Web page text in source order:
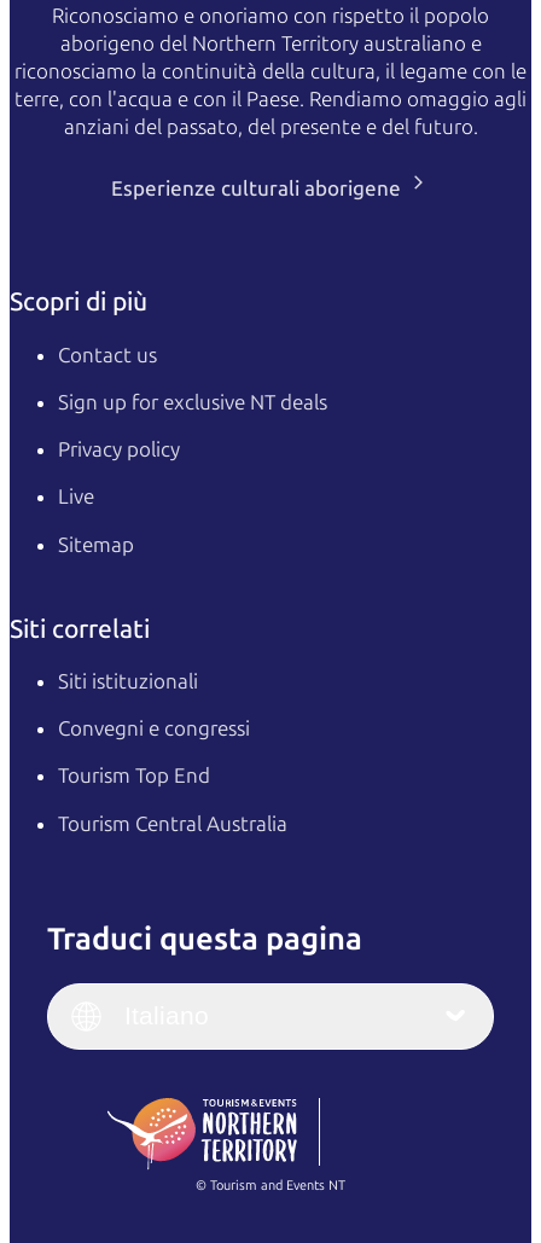
Riconosciamo e onoriamo con rispetto il popolo
aborigeno del Northern Territory australiano e
riconosciamo la continuità della cultura, il legame con le
terre, con l'acqua e con il Paese. Rendiamo omaggio agli
anziani del passato, del presente e del futuro.
Esperienze culturali aborigene
Scopri di più
Contact us
Sign up for exclusive NT deals
Privacy policy
Live
Sitemap
Siti correlati
Siti istituzionali
Convegni e congressi
Tourism Top End
Tourism Central Australia
Traduci questa pagina
English
(Singapore)
Français
Italiano
繁體中文
© Tourism and Events NT